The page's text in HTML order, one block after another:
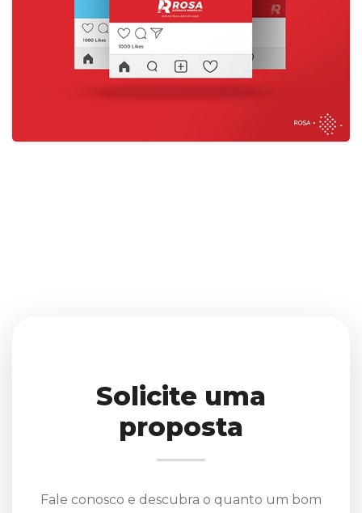
Solicite uma
proposta
Fale conosco e descubra o quanto um bom